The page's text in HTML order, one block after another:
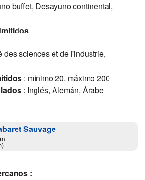
buffet, Desayuno continental,
des sciences et de l'industrie,
: mínimo 20, máximo 200
: Inglés, Alemán, Árabe
Sauvage
: